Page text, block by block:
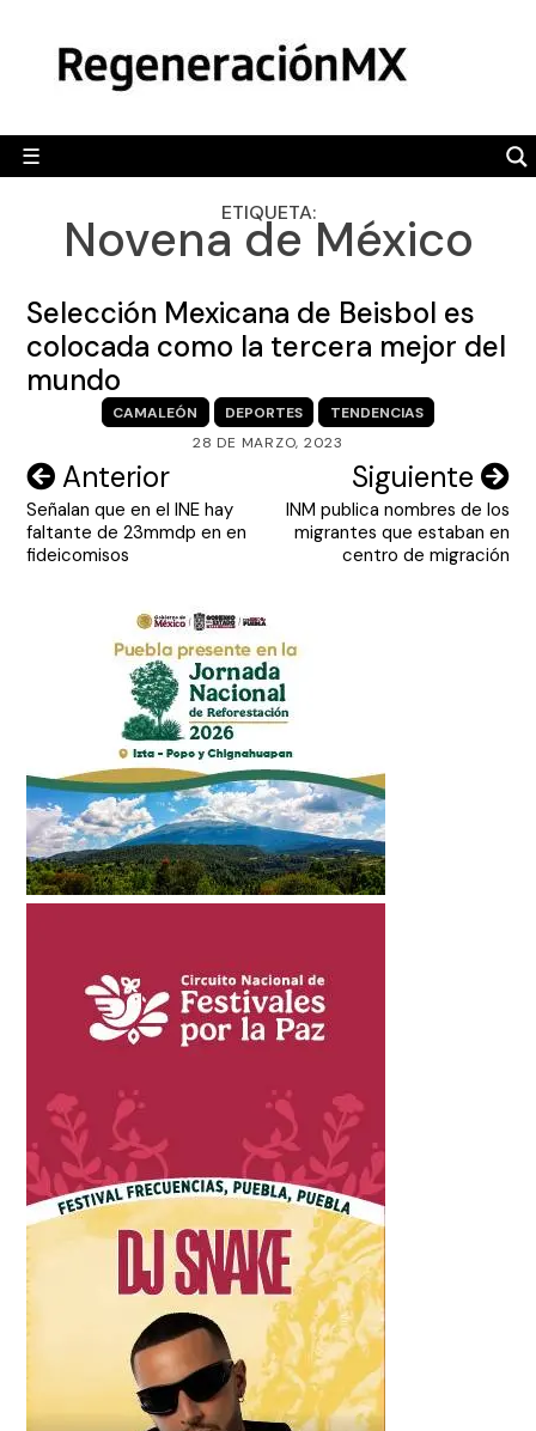
content
☰
POLÍTICA
CAMALEÓN
OPINIÓN
ENGLISH SECTION
ETIQUETA:
Novena de México
Selección Mexicana de Beisbol es
colocada como la tercera mejor del
mundo
CAMALEÓN DEPORTES
TENDENCIAS
28 DE MARZO, 2023
Navegación
de
entradas
Anterior
Señalan que en el INE hay
faltante de 23mmdp en en
fideicomisos
Siguiente
INM publica nombres de los
migrantes que estaban en
centro de migración